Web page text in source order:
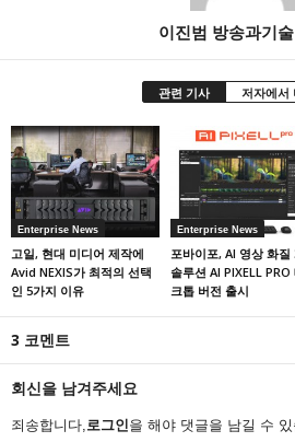
이진범 방송과기
관련 기사 저자에서
Enterprise News
고일, 현대 미디어 제작에
Avid NEXIS가 최적의 선택
인 5가지 이유
Enterprise News
포바이포, AI 영상 화질
솔루션 AI PIXELL PRO
크톱 버전 출시
3 코멘트
회신을 남겨주세요
죄송합니다, 로그인을 해야 댓글을 남길 수 있